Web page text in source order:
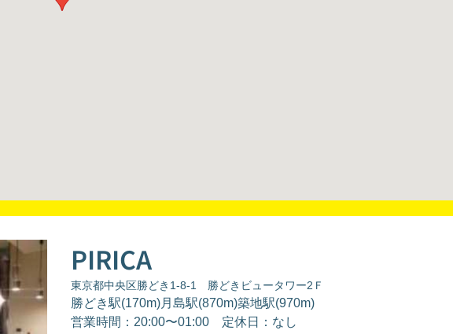
PIRICA
東京都中央区勝どき1-8-1 勝どきビュータワー2Ｆ
勝どき駅(170m)月島駅(870m)築地駅(970m)
営業時間：20:00〜01:00
定休日：なし